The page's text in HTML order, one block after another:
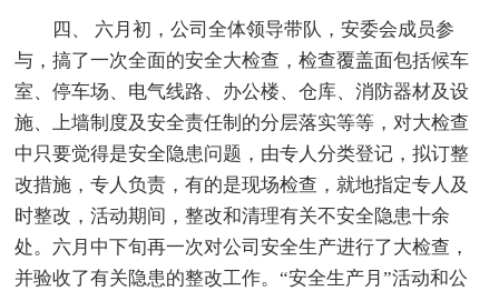
四、 六月初，公司全体领导带队，安委会成员参
与，搞了一次全面的安全大检查，检查覆盖面包括候车
室、停车场、电气线路、办公楼、仓库、消防器材及设
施、上墙制度及安全责任制的分层落实等等，对大检查
中只要觉得是安全隐患问题，由专人分类登记，拟订整
改措施，专人负责，有的是现场检查，就地指定专人及
时整改，活动期间，整改和清理有关不安全隐患十余
处。六月中下旬再一次对公司安全生产进行了大检查，
并验收了有关隐患的整改工作。“安全生产月”活动和公